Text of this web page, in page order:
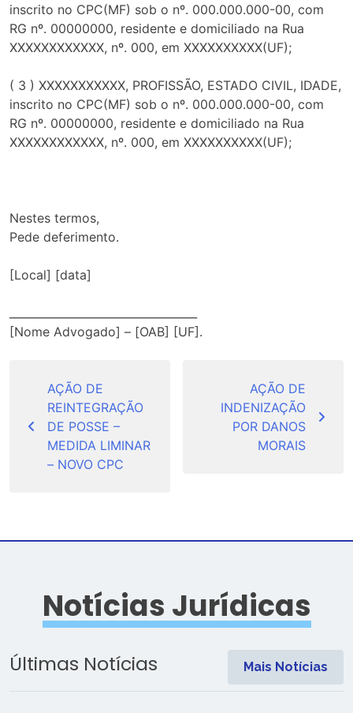
inscrito no CPC(MF) sob o nº. 000.000.000-00, com
RG nº. 00000000, residente e domiciliado na Rua
XXXXXXXXXXXX, nº. 000, em XXXXXXXXXX(UF);
( 3 ) XXXXXXXXXXX, PROFISSÃO, ESTADO CIVIL, IDADE,
inscrito no CPC(MF) sob o nº. 000.000.000-00, com
RG nº. 00000000, residente e domiciliado na Rua
XXXXXXXXXXXX, nº. 000, em XXXXXXXXXX(UF);
Nestes termos,
Pede deferimento.
[Local] [data]
[Nome Advogado] – [OAB] [UF].
Post
AÇÃO DE
REINTEGRAÇÃO
DE POSSE –
MEDIDA LIMINAR
– NOVO CPC
AÇÃO DE
INDENIZAÇÃO
POR DANOS
MORAIS
Notícias Jurídicas
Últimas Notícias Mais Notícias